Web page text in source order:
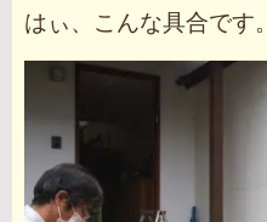
はぃ、こんな具合です。